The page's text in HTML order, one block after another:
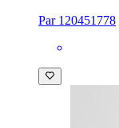
Par 120451778